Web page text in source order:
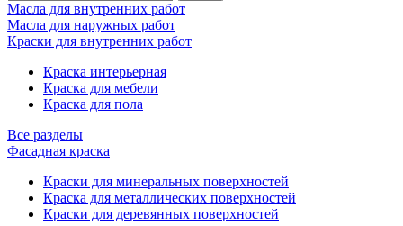
Масла для внутренних работ
Масла для наружных работ
Краски для внутренних работ
Краска интерьерная
Краска для мебели
Краска для пола
Все разделы
Фасадная краска
Краски для минеральных поверхностей
Краска для металлических поверхностей
Краски для деревянных поверхностей